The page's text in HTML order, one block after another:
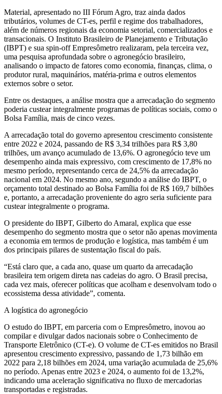
Material, apresentado no III Fórum Agro, traz ainda dados
tributários, volumes de CT-es, perfil e regime dos trabalhadores,
além de números regionais da economia setorial, comercializados e
transacionais. O Instituto Brasileiro de Planejamento e Tributação
(IBPT) e sua spin-off Empresômetro realizaram, pela terceira vez,
uma pesquisa aprofundada sobre o agronegócio brasileiro,
analisando o impacto de fatores como economia, finanças, clima, o
produtor rural, maquinários, matéria-prima e outros elementos
externos sobre o setor.
Entre os destaques, a análise mostra que a arrecadação do segmento
poderia custear integralmente programas de políticas sociais, como o
Bolsa Família, mais de cinco vezes.
A arrecadação total do governo apresentou crescimento consistente
entre 2022 e 2024, passando de R$ 3,34 trilhões para R$ 3,80
trilhões, um avanço acumulado de 13,6%. O agronegócio teve um
desempenho ainda mais expressivo, com crescimento de 17,8% no
mesmo período, representando cerca de 24,5% da arrecadação
nacional em 2024. No mesmo ano, segundo a análise do IBPT, o
orçamento total destinado ao Bolsa Família foi de R$ 169,7 bilhões
e, portanto, a arrecadação proveniente do agro seria suficiente para
custear integralmente o programa.
O presidente do IBPT, Gilberto do Amaral, explica que esse
desempenho do segmento mostra que o setor não apenas movimenta
a economia em termos de produção e logística, mas também é um
dos principais pilares de sustentação fiscal do país.
“Está claro que, a cada ano, quase um quarto da arrecadação
brasileira tem origem direta nas cadeias do agro. O Brasil precisa,
cada vez mais, oferecer políticas que acolham e desenvolvam todo o
ecossistema dessa atividade”, comenta.
A logística do agronegócio
O estudo do IBPT, em parceria com o Empresômetro, inovou ao
compilar e divulgar dados nacionais sobre o Conhecimento de
Transporte Eletrônico (CT-e). O volume de CT-es emitidos no Brasil
apresentou crescimento expressivo, passando de 1,73 bilhão em
2022 para 2,18 bilhões em 2024, uma variação acumulada de 25,6%
no período. Apenas entre 2023 e 2024, o aumento foi de 13,2%,
indicando uma aceleração significativa no fluxo de mercadorias
transportadas e registradas.